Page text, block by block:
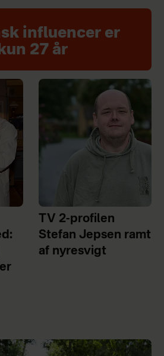
influencer er
27 år
TV 2-profilen
Stefan Jepsen ramt
af nyresvigt